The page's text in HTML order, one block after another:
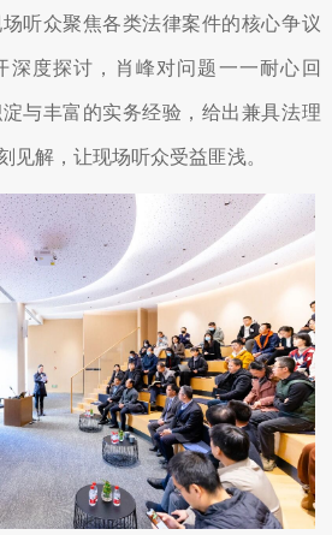
听众聚焦各类法律案件的核心争议
深度探讨，肖峰对问题一一耐心回
与丰富的实务经验，给出兼具法理
见解，让现场听众受益匪浅。